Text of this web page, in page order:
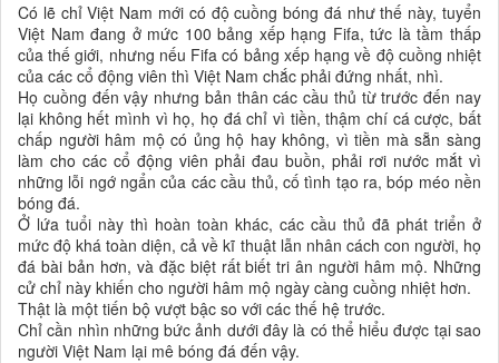
Có lẽ chỉ Việt Nam mới có độ cuồng bóng đá như thế này, tuyển
Việt Nam đang ở mức 100 bảng xếp hạng Fifa, tức là tầm thấp
của thế giới, nhưng nếu Fifa có bảng xếp hạng về độ cuồng nhiệt
của các cổ động viên thì Việt Nam chắc phải đứng nhất, nhì.
Họ cuồng đến vậy nhưng bản thân các cầu thủ từ trước đến nay
lại không hết mình vì họ, họ đá chỉ vì tiền, thậm chí cá cược, bất
chấp người hâm mộ có ủng hộ hay không, vì tiền mà sẵn sàng
làm cho các cổ động viên phải đau buồn, phải rơi nước mắt vì
những lỗi ngớ ngẩn của các cầu thủ, cố tình tạo ra, bóp méo nền
bóng đá.
Ở lứa tuổi này thì hoàn toàn khác, các cầu thủ đã phát triển ở
mức độ khá toàn diện, cả về kĩ thuật lẫn nhân cách con người, họ
đá bài bản hơn, và đặc biệt rất biết tri ân người hâm mộ. Những
cử chỉ này khiến cho người hâm mộ ngày càng cuồng nhiệt hơn.
Thật là một tiến bộ vượt bậc so với các thế hệ trước.
Chỉ cần nhìn những bức ảnh dưới đây là có thể hiểu được tại sao
người Việt Nam lại mê bóng đá đến vậy.